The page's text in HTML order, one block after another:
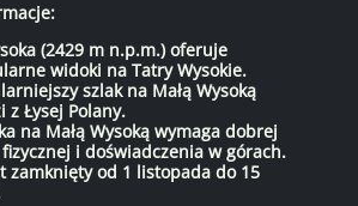
(2429 m n.p.m.) oferuje
widoki na Tatry Wysokie.
szlak na Małą Wysoką
z Łysej Polany.
na Małą Wysoką wymaga dobrej
i doświadczenia w górach.
zamknięty od 1 listopada do 15